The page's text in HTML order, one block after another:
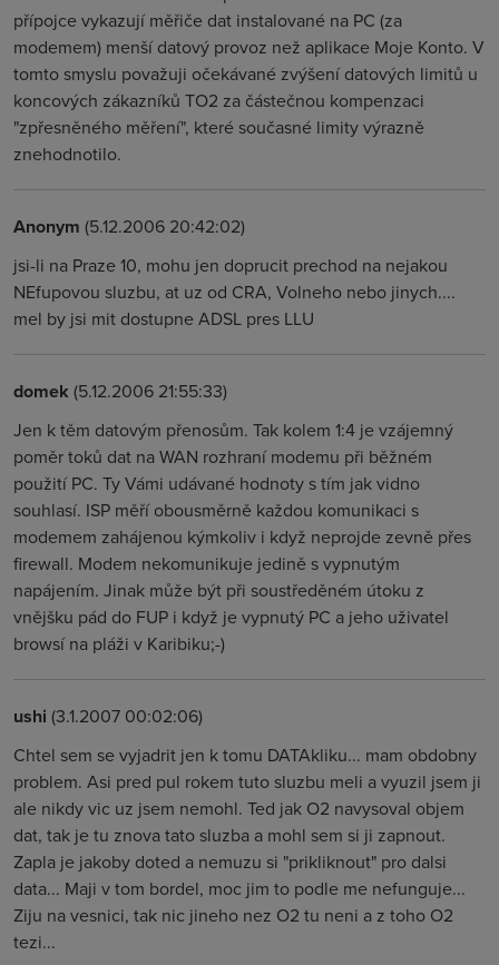
přípojce vykazují měřiče dat instalované na PC (za
modemem) menší datový provoz než aplikace Moje Konto. V
tomto smyslu považuji očekávané zvýšení datových limitů u
koncových zákazníků TO2 za částečnou kompenzaci
"zpřesněného měření", které současné limity výrazně
znehodnotilo.
Anonym (5.12.2006 20:42:02)
jsi-li na Praze 10, mohu jen doprucit prechod na nejakou
NEfupovou sluzbu, at uz od CRA, Volneho nebo jinych....
mel by jsi mit dostupne ADSL pres LLU
domek (5.12.2006 21:55:33)
Jen k těm datovým přenosům. Tak kolem 1:4 je vzájemný
poměr toků dat na WAN rozhraní modemu při běžném
použití PC. Ty Vámi udávané hodnoty s tím jak vidno
souhlasí. ISP měří obousměrně každou komunikaci s
modemem zahájenou kýmkoliv i když neprojde zevně přes
firewall. Modem nekomunikuje jedině s vypnutým
napájením. Jinak může být při soustředěném útoku z
vnějšku pád do FUP i když je vypnutý PC a jeho uživatel
browsí na pláži v Karibiku;-)
ushi (3.1.2007 00:02:06)
Chtel sem se vyjadrit jen k tomu DATAkliku... mam obdobny
problem. Asi pred pul rokem tuto sluzbu meli a vyuzil jsem ji
ale nikdy vic uz jsem nemohl. Ted jak O2 navysoval objem
dat, tak je tu znova tato sluzba a mohl sem si ji zapnout.
Zapla je jakoby doted a nemuzu si "prikliknout" pro dalsi
data... Maji v tom bordel, moc jim to podle me nefunguje...
Ziju na vesnici, tak nic jineho nez O2 tu neni a z toho O2
tezi...